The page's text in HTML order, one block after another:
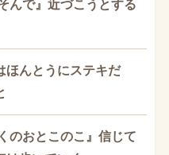
んで』近づこうとする
ほんとうにステキだ
のおとこのこ』信じて